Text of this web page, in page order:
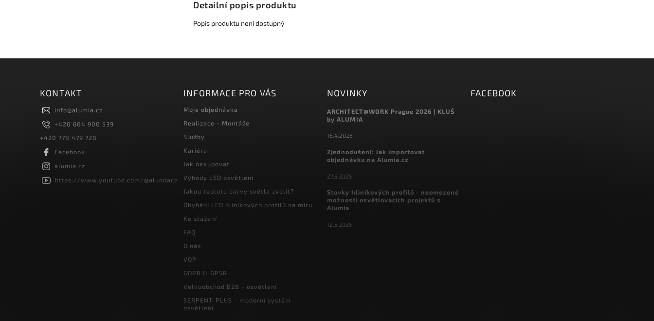
Detailní popis produktu
Popis produktu není dostupný
KONTAKT
info@alumia.cz
+420 604 900 539
+420 778 479 728
Facebook
alumia.cz
https://www.youtube.com/@alumiacz
INFORMACE PRO VÁS
Moje objednávka
Realizace - Montáže
Služby
Kariéra
Jak nakupovat
Výhody LED osvětlení
Jakou teplotu barvy světla zvolit?
Ohybání LED hliníkových profilů na míru
Ke stažení
FAQ
O nás
VOP
GDPR & GPSR
Velkoobchod B2B - osvětlení
SERPENT-PLUS - moderní systém
osvětlení
NOVINKY
ARCHITECT@WORK Prague 2026 | KLUŚ
by ALUMIA
16.4.2026
Zjednodušení: Jak importovat
objednávku na Alumia.cz
27.5.2025
Stovky hliníkových profilů - neomezené
možnosti osvětlovacích projektů s
Alumia
12.5.2025
FACEBOOK